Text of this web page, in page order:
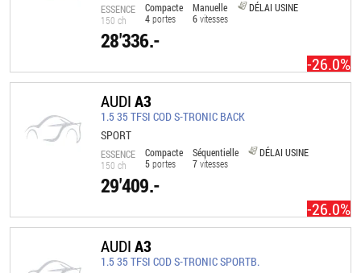
ESSENCE
150 ch
Compacte
4portes
Manuelle
6vitesses
DÉLAI USINE
-26.0%
28'336.-
AUDIA3
1.5 35 TFSI COD S-TRONIC BACK
SPORT
ESSENCE
150 ch
Compacte
5portes
Séquentielle
7vitesses
DÉLAI USINE
-26.0%
29'409.-
AUDIA3
1.5 35 TFSI COD S-TRONIC SPORTB.